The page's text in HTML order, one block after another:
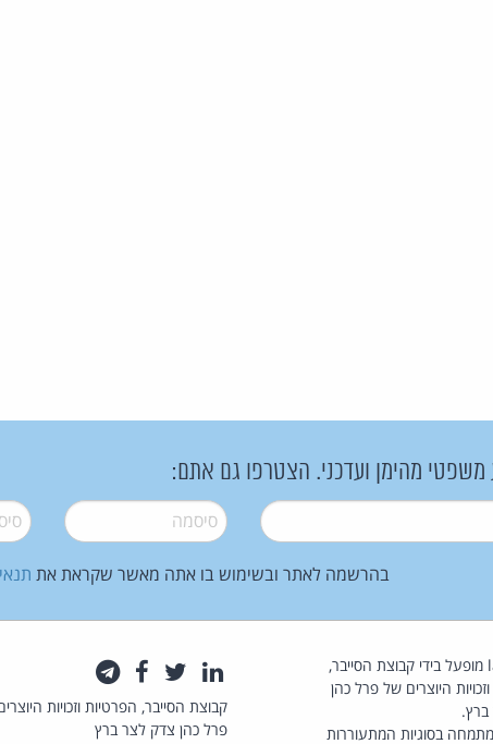
משפטי מהימן ועדכני. הצטרפו גם אתם:
סיסמה*
בהרשמה לאתר ובשימוש בו אתה מאשר שקראת את
law.co.il מופעל בידי קבוצת הסייבר,
היוצרים של פרל כהן
בסוגיות המתעוררות
לינקדאין
טוויטרפייסבוק
קבוצת הסייבר, הפרטיות וזכויות
פרל כהן צדק לצר ברץ